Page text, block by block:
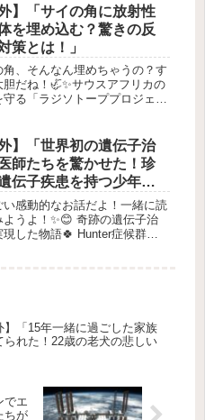
する素敵な時期だよね✨でも、
がら、誰かにとっては喪...
外】「サイの角に放射性
を埋め込む？驚きの反
策とは！」
角、そんなん埋めちゃうの？す
胆だね！🦏✨サウスアフリカの
守る「ラジソトーププロジェク
い方法として、「ラジソトープ
ェクト」が始まりました。こ...
外】「世界初の遺伝子治
師たちを驚かせた！珍
伝子疾患を持つ少年の
トーリー」
い感動的なお話だよ！一緒に読
ようよ！✨😊 奇跡の遺伝子治
現した物語🍀 Hunter症候群と
】「15年一緒に過ごした家族
られた！22歳の老犬の悲しい
でエ
ちが